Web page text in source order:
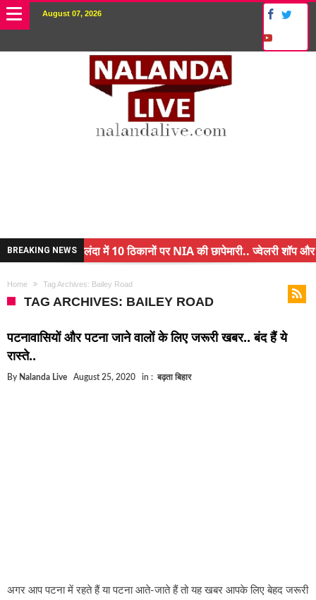
August 07, 2026
BREAKING NEWSनालंदा में 10 ठिकानों पर NIA की छापेमारी.. ज्वेलरी शॉप और
अंचल पदाधिकारी (CO) बर्खास्त.. फर्जीवाड़ा कर पाई थी
बिहार में एक और सिक्स लेन की मंजूरी.. जानिए किन-किन जिलों
क्रिकेटर ईशान किशन की शादी फिक्स, गर्लफ्रेंड से होगी
Home Tag Archives: Bailey Road
TAG ARCHIVES: BAILEY ROAD
पटनावासियों और पटना जाने वालों के लिए जरूरी खबर.. बंद हैं ये
रास्ते..
By Nalanda Live August 25, 2020 in : बढ़ता बिहार
अगर आप पटना में रहते हैं या पटना आते-जाते हैं तो यह खबर आपके लिए बेहद जरूरी